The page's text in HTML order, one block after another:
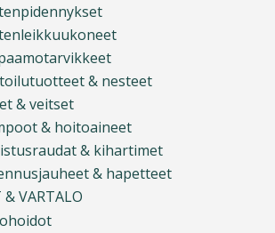
& nesteet
& veitset
& hoitoaineet
& kihartimet
& hapetteet
& VARTALO